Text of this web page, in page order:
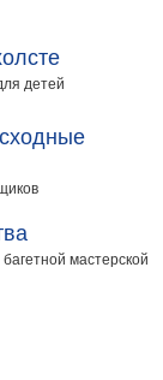
детей
мастерской